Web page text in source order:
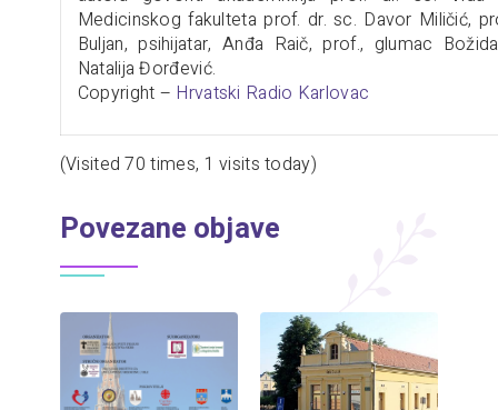
Medicinskog fakulteta prof. dr. sc. Davor Miličić,
Buljan, psihijatar, Anđa Raič, prof., glumac
Natalija Đorđević.
Copyright – Hrvatski Radio Karlovac
(Visited 70 times, 1 visits today)
Povezane objave